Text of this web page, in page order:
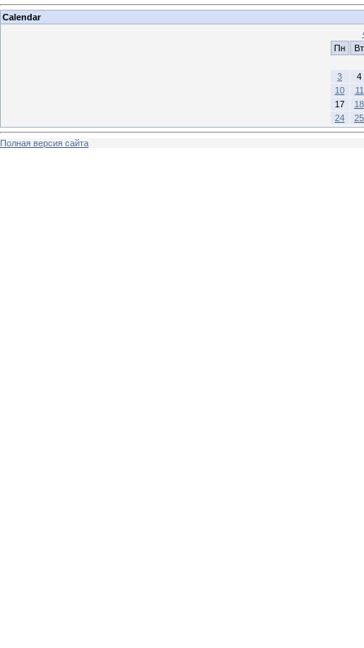
Calendar
Пн
Вт
3
4
10
11
17
18
24
25
Полная версия сайта